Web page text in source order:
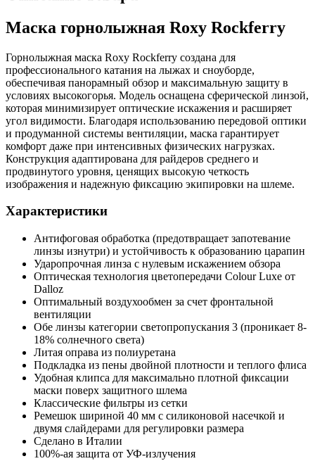
Маска горнолыжная Roxy Rockferry
Горнолыжная маска Roxy Rockferry создана для
профессионального катания на лыжах и сноуборде,
обеспечивая панорамный обзор и максимальную защиту в
условиях высокогорья. Модель оснащена сферической линзой,
которая минимизирует оптические искажения и расширяет
угол видимости. Благодаря использованию передовой оптики
и продуманной системы вентиляции, маска гарантирует
комфорт даже при интенсивных физических нагрузках.
Конструкция адаптирована для райдеров среднего и
продвинутого уровня, ценящих высокую четкость
изображения и надежную фиксацию экипировки на шлеме.
Характеристики
Антифоговая обработка (предотвращает запотевание
линзы изнутри) и устойчивость к образованию царапин
Ударопрочная линза с нулевым искажением обзора
Оптическая технология цветопередачи Colour Luxe от
Dalloz
Оптимальный воздухообмен за счет фронтальной
вентиляции
Обе линзы категории светопропускания 3 (проникает 8-
18% солнечного света)
Литая оправа из полиуретана
Подкладка из пены двойной плотности и теплого флиса
Удобная клипса для максимально плотной фиксации
маски поверх защитного шлема
Классические фильтры из сетки
Ремешок шириной 40 мм с силиконовой насечкой и
двумя слайдерами для регулировки размера
Сделано в Италии
100%-ая защита от УФ-излучения